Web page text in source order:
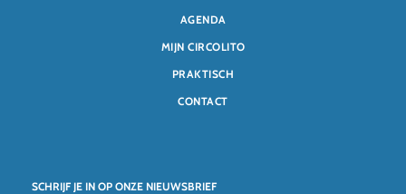
SCHRIJF JE IN OP ONZE NIEUWSBRIEF
AGENDA
MIJN CIRCOLITO
PRAKTISCH
CONTACT